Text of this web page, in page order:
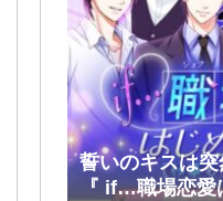
誓いのキスは
『 if…職場恋愛